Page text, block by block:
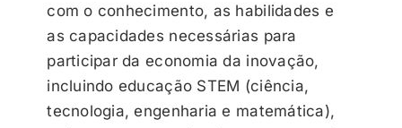
com o conhecimento, as habilidades e
as capacidades necessárias para
participar da economia da inovação,
incluindo educação STEM (ciência,
tecnologia, engenharia e matemática),